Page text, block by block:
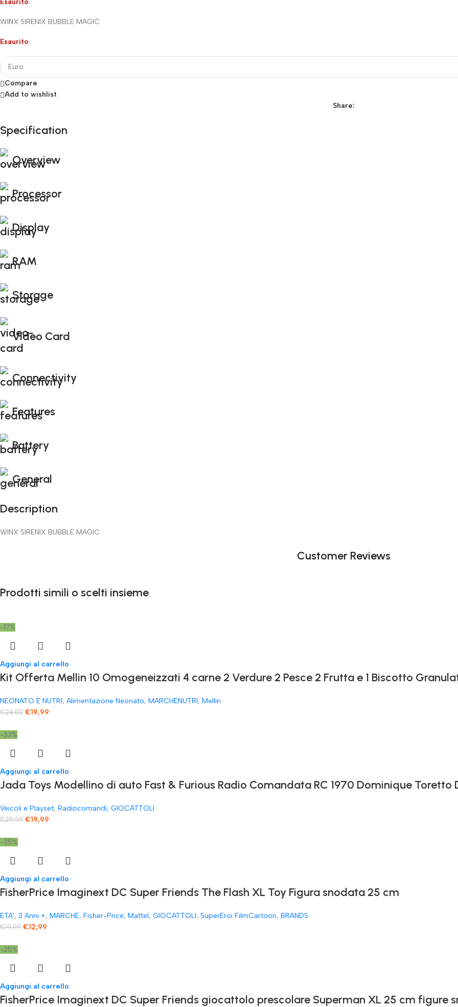
WINX SIRENIX BUBBLE MAGIC
Esaurito
Compare
Add to wishlist
Share:
Fino al 12 Ottobre...
Black Friday di Autunno!
Specification
Overview
Processor
Display
RAM
Storage
Video Card
Connectivity
Features
Battery
General
Description
WINX SIRENIX BUBBLE MAGIC
Customer Reviews
Prodotti simili o scelti insieme
-17%
Aggiungi al carrello
Kit Offerta Mellin 10 Omogeneizzati 4 carne 2 Verdure 2 Pesce 2 Frutta e 1 Biscotto
NEONATO E NUTRI, Alimentazione Neonato, MARCHENUTRI, Mellin
€24,00 €19,99
-33%
Aggiungi al carrello
Jada Toys Modellino di auto Fast & Furious Radio Comandata RC 1970 Dominique Toretto
Veicoli e Playset, Radiocomandi, GIOCATTOLI
€29,99 €19,99
-35%
Aggiungi al carrello
FisherPrice Imaginext DC Super Friends The Flash XL Toy Figura snodata 25 cm
ETA', 3 Anni +, MARCHE, Fisher-Price, Mattel, GIOCATTOLI, SuperEroi FilmCartoon, BRANDS
€19,99 €12,99
-25%
Aggiungi al carrello
FisherPrice Imaginext DC Super Friends giocattolo prescolare Superman XL 25 cm figure